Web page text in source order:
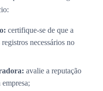
certifique-se de que a
necessários no
avalie a reputação